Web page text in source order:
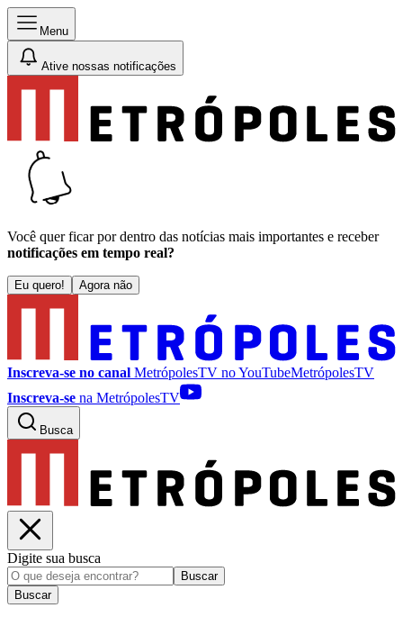
Menu
Ative nossas notificações
Você quer ficar por dentro das notícias mais importantes e receber
notificações em tempo real?
Eu quero! Agora não
Inscreva-se no canal MetrópolesTV noYouTubeMetrópolesTV
Inscreva-se na MetrópolesTV
Busca
Digite sua busca
Buscar
Buscar